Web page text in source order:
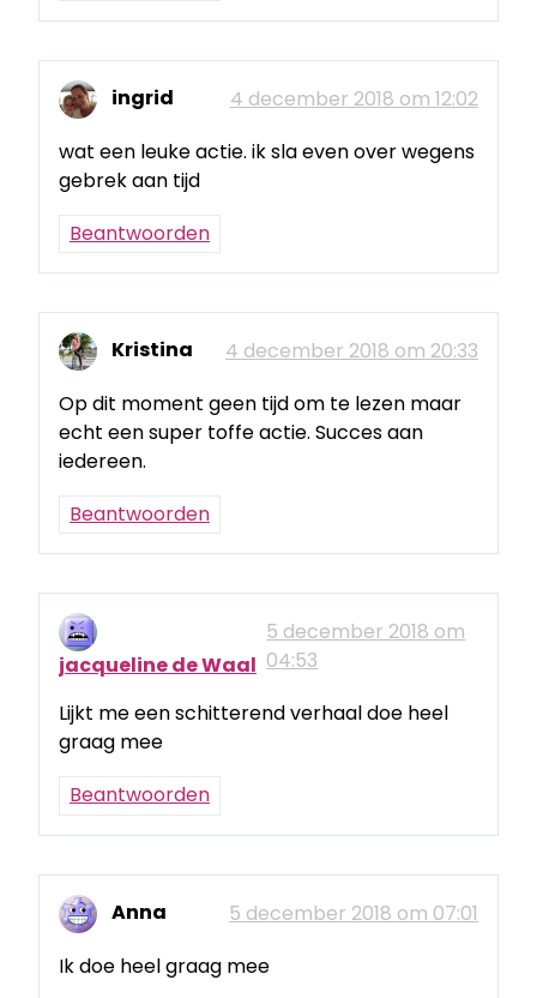
ingrid
4 december 2018 om 12:02
wat een leuke actie. ik sla even over wegens
gebrek aan tijd
Beantwoorden
Kristina
4 december 2018 om 20:33
Op dit moment geen tijd om te lezen maar
echt een super toffe actie. Succes aan
iedereen.
Beantwoorden
jacqueline de Waal
5 december 2018 om
04:53
Lijkt me een schitterend verhaal doe heel
graag mee
Beantwoorden
Anna
5 december 2018 om 07:01
Ik doe heel graag mee